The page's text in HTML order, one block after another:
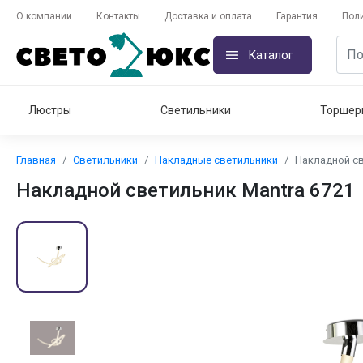
О компании Контакты Доставка и оплата Гарантия
Каталог
Люстры Светильники
Главная Светильники Накладные светильники Накладной
Накладной светильник Mantra 6721